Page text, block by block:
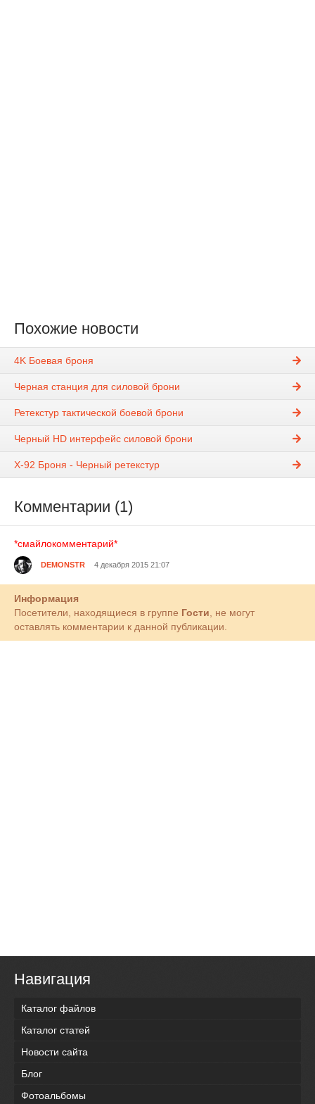
Похожие новости
4K Боевая броня
Черная станция для силовой брони
Ретекстур тактической боевой брони
Черный HD интерфейс силовой брони
Х-92 Броня - Черный ретекстур
Комментарии (1)
*смайлокомментарий*
DEMONSTR 4 декабря 2015 21:07
Информация
Посетители, находящиеся в группе Гости , не могут
оставлять комментарии к данной публикации.
Навигация
Каталог файлов
Каталог статей
Новости сайта
Блог
Фотоальбомы